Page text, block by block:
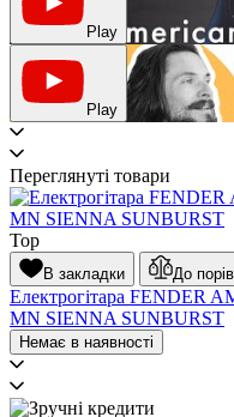
Play
Play
Переглянуті товари
Top
В закладки До
Електрогітара FENDER
MN SIENNA SUNBURST
Немає в наявності